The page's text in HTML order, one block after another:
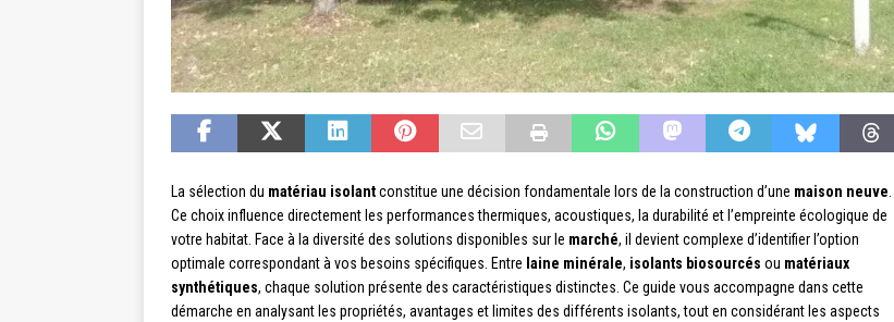
La sélection du matériau isolantconstitue une décision fondamentale lors de la construction d’une maison neuve
Ce choix influence directement les performances thermiques, acoustiques, la durabilité et l’empreinte écologique de
votre habitat. Face à la diversité des solutions disponibles sur le marché, il devient complexe d’identifier l’option
optimale correspondant à vos besoins spécifiques. Entre laine minérale, isolants biosourcés ou matériaux
synthétiques, chaque solution présente des caractéristiques distinctes. Ce guide vous accompagne dans cette
démarche en analysant les propriétés, avantages et limites des différents isolants, tout en considérant les aspects